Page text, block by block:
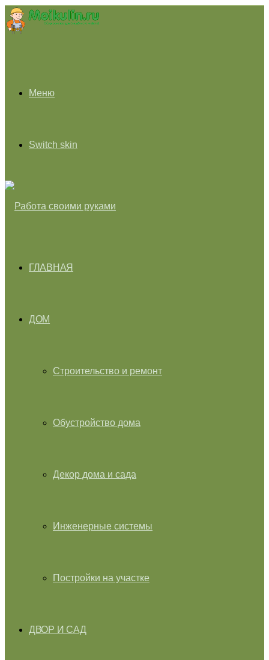
Меню
Switch skin
ГЛАВНАЯ
ДОМ
Строительство и ремонт
Обустройство дома
Декор дома и сада
Инженерные системы
Постройки на участке
ДВОР И САД